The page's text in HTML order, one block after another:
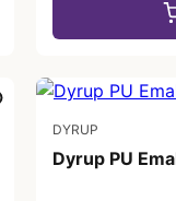
DYRUP
Dyrup PU